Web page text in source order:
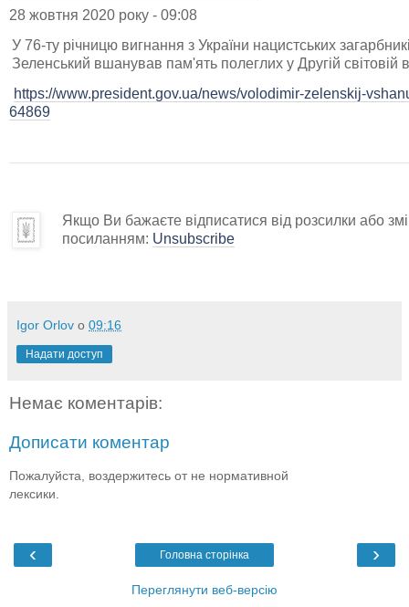
28 жовтня 2020 року - 09:08
У 76-ту річницю вигнання з України нацистських
Зеленський вшанував пам'ять полеглих у Другій світовій
https://www.president.gov.ua/news/volodimir-zelenskij-
64869
Якщо Ви бажаєте відписатися від розсилки або
посиланням: Unsubscribe
Igor Orlov о 09:16
Надати доступ
Немає коментарів:
Дописати коментар
Пожалуйста, воздержитесь от не нормативной
лексики.
‹ ›
Головна сторінка
Переглянути веб-версію